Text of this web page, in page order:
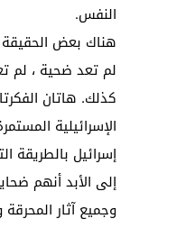
النفس.
هناك بعض الحقيقة
لم تعد ضحية ، لم
كذلك. هاتان
الإسرائيلية
إسرائيل بالطريقة
إلى الأبد أنهم
وجميع آثار